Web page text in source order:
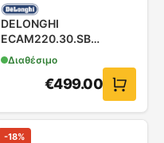
DELONGHI
ECAM220.30.SB
Πλήρως Αυτόματη
Καφετιέρα
Διαθέσιμο
€499.00
-18%